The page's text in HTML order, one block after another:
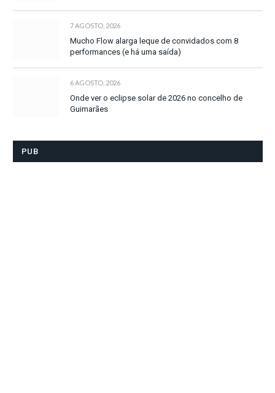
7 AGOSTO, 2026
Mucho Flow alarga leque de convidados com 8
performances (e há uma saída)
6 AGOSTO, 2026
Onde ver o eclipse solar de 2026 no concelho de
Guimarães
PUB